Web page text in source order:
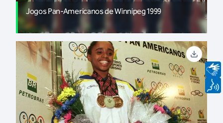
Jogos Pan-Americanos de Winnipeg 1999